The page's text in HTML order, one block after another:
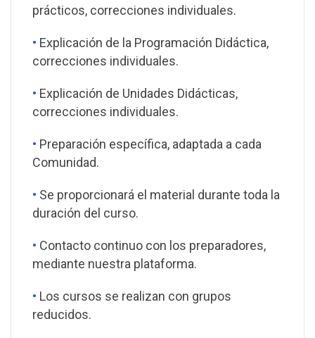
prácticos, correcciones individuales.
• Explicación de la Programación Didáctica,
correcciones individuales.
• Explicación de Unidades Didácticas,
correcciones individuales.
• Preparación específica, adaptada a cada
Comunidad.
• Se proporcionará el material durante toda la
duración del curso.
• Contacto continuo con los preparadores,
mediante nuestra plataforma.
• Los cursos se realizan con grupos
reducidos.